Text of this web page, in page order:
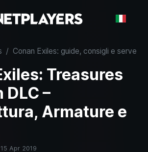
/ Conan Exiles: guide, consigli e server
Treasures
DLC –
Armature e
15 Apr 2019